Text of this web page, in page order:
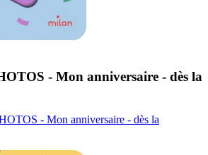
- Mon anniversaire - dès la
- Mon anniversaire - dès la